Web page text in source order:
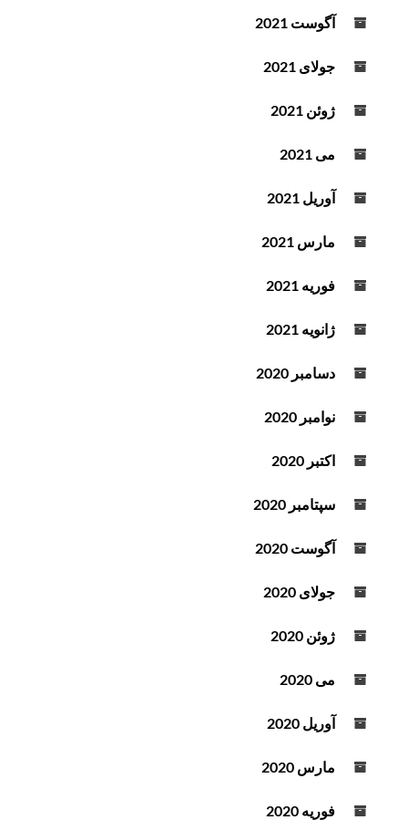
آگوست 2021
جولای 2021
ژوئن 2021
می 2021
آوریل 2021
مارس 2021
فوریه 2021
ژانویه 2021
دسامبر 2020
نوامبر 2020
اکتبر 2020
سپتامبر 2020
آگوست 2020
جولای 2020
ژوئن 2020
می 2020
آوریل 2020
مارس 2020
فوریه 2020